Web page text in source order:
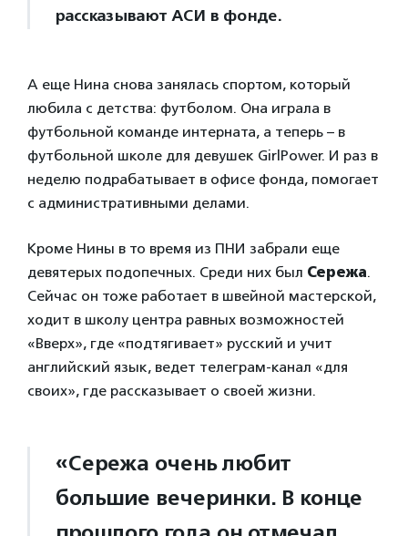
рассказывают АСИ в фонде.
А еще Нина снова занялась спортом, который
любила с детства: футболом. Она играла в
футбольной команде интерната, а теперь – в
футбольной школе для девушек GirlPower. И раз в
неделю подрабатывает в офисе фонда, помогает
с административными делами.
Кроме Нины в то время из ПНИ забрали еще
девятерых подопечных. Среди них был Сережа.
Сейчас он тоже работает в швейной мастерской,
ходит в школу центра равных возможностей
«Вверх», где «подтягивает» русский и учит
английский язык, ведет телеграм-канал «для
своих», где рассказывает о своей жизни.
«Сережа очень любит
большие вечеринки. В конце